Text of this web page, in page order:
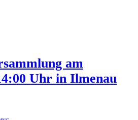
am
Uhr in Ilmenau